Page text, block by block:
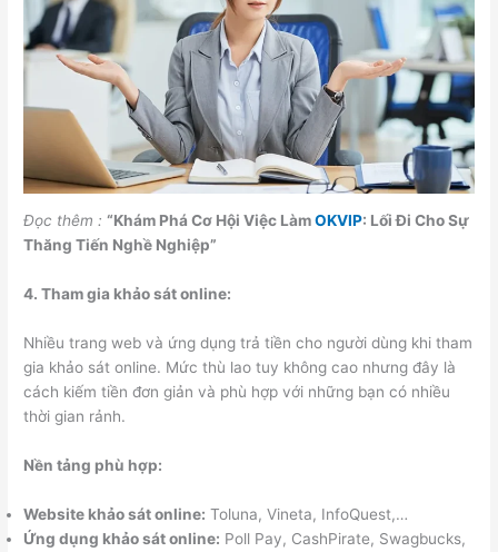
Đọc thêm : “Khám Phá Cơ Hội Việc LàmOKVIP: Lối Đi Cho Sự
Thăng Tiến Nghề Nghiệp”
4. Tham gia khảo sát online:
Nhiều trang web và ứng dụng trả tiền cho người dùng khi tham
gia khảo sát online. Mức thù lao tuy không cao nhưng đây là
cách kiếm tiền đơn giản và phù hợp với những bạn có nhiều
thời gian rảnh.
Nền tảng phù hợp:
Website khảo sát online: Toluna, Vineta, InfoQuest,…
Ứng dụng khảo sát online: Poll Pay, CashPirate, Swagbucks,